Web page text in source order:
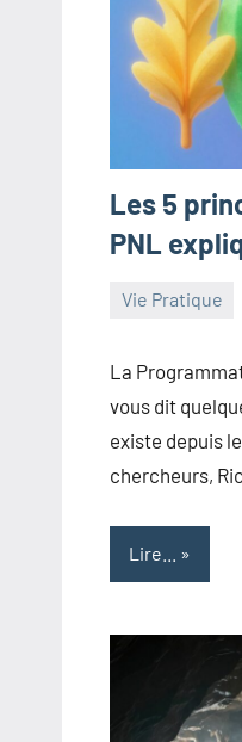
Les 5
PNL
Vie Pratique
La
vous dit
existe depuis
chercheurs,
Lire...